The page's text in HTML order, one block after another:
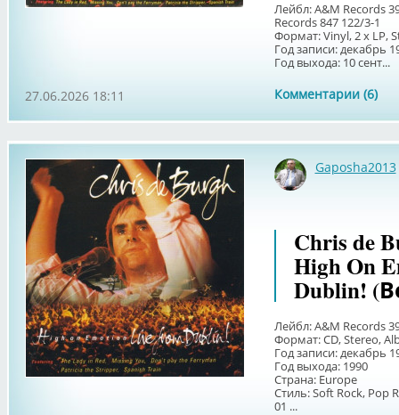
Лейбл: A&M Records
Records 847 122/3-1
Формат: Vinyl, 2 x LP,
Год записи: декабрь
Год выхода: 10 сент...
Комментарии (6)
27.06.2026 18:11
Gaposha2013
Chris de
High On
Dublin!
Лейбл: A&M Records
Формат: CD, Stereo,
Год записи: декабрь
Год выхода: 1990
Страна: Europe
Стиль: Soft Rock, Pop
01 ...